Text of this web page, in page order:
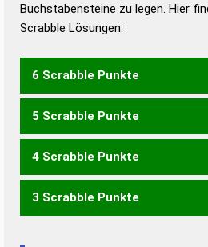
Duden –
Buchstabensteine zu legen. Hier
Scrabble Lösungen:
6 Scrabble Punkte
ALAND ALAUN DUALA
5 Scrabble Punkte
ANAL AULA DUAL LUND
4 Scrabble Punkte
AAL ALU AUL LAD LAU
3 Scrabble Punkte